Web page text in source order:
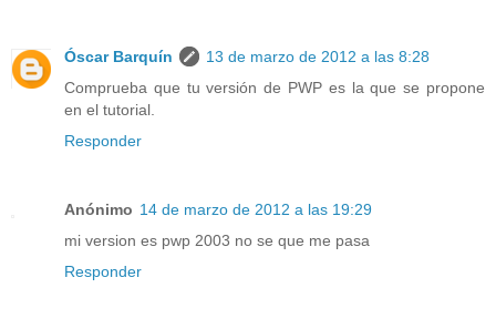
Óscar Barquín
13 de marzo de 2012 a las 8:28
Comprueba que tu versión de PWP es la que se propone
en el tutorial.
Responder
Anónimo 14 de marzo de 2012 a las 19:29
mi version es pwp 2003 no se que me pasa
Responder